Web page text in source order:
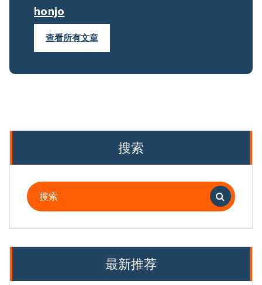
honjo
查看所有文章
搜索
搜
索：
最新推荐